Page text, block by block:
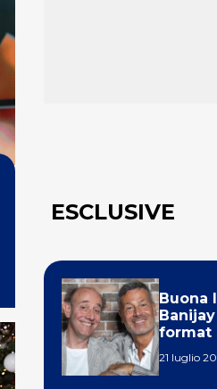
ESCLUSIVE
Buona
format
21 luglio